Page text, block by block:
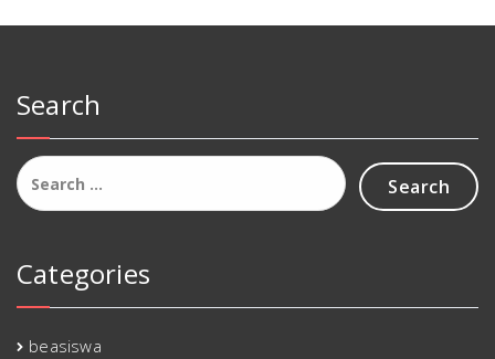
Search
Search
for:
Categories
beasiswa